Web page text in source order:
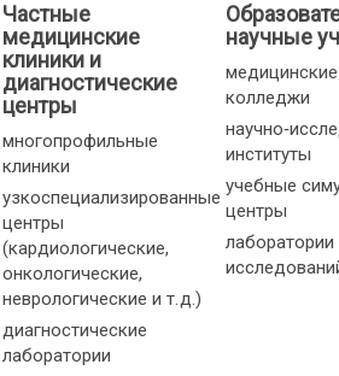
Частные
медицинские
клиники и
диагностические
центры
многопрофильные
клиники
узкоспециализированные
центры
(кардиологические,
онкологические,
неврологические и т. д.)
диагностические
лаборатории
научные
колледжи
институты
учебные
центры
лаборатории